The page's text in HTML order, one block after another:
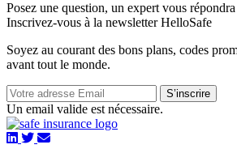
Posez une question, un expert vous répondra
Inscrivez-vous à la newsletter HelloSafe
Soyez au courant des bons plans, codes
avant tout le monde.
S’inscrire
Un email valide est nécessaire.